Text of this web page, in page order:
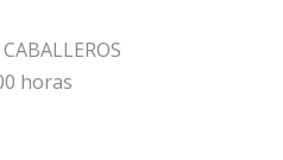
horas